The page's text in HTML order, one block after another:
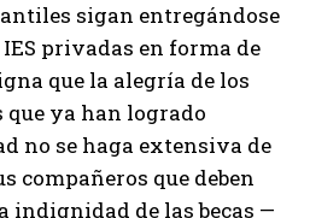
sigan entregándose
privadas en forma de
que la alegría de los
que ya han logrado
no se haga extensiva de
compañeros que deben
indignidad de las becas —